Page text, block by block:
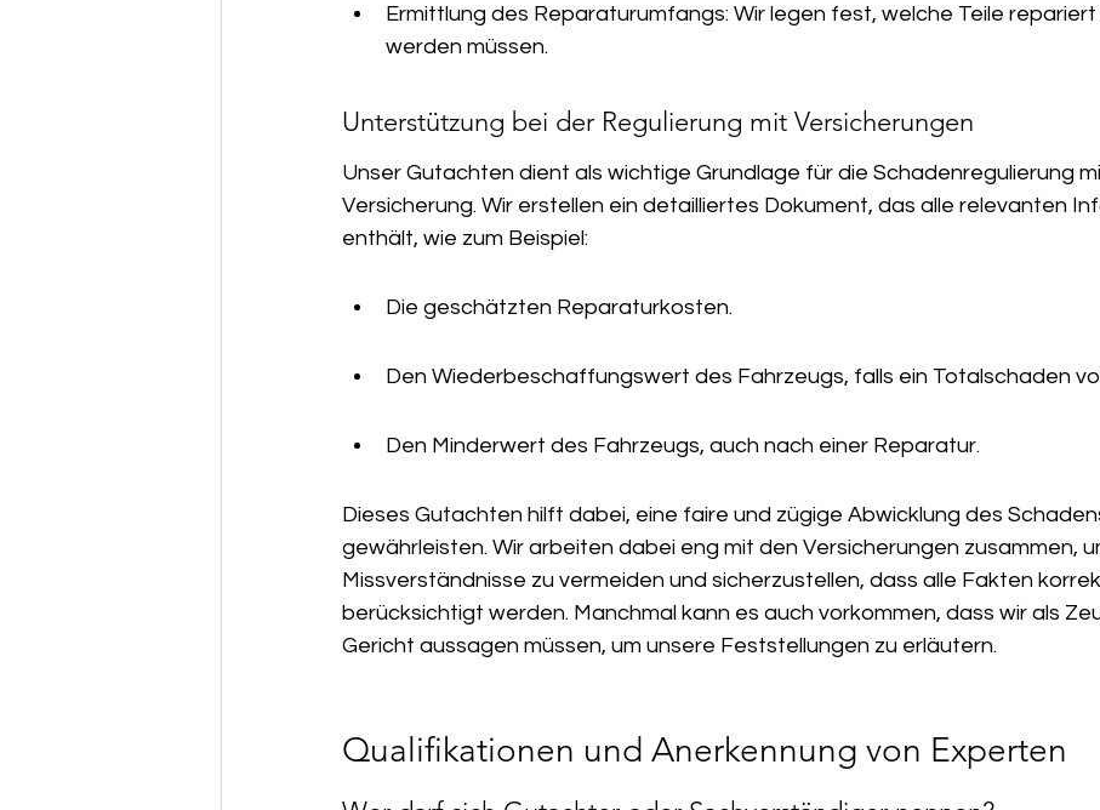
Ermittlung des Reparaturumfangs: Wir legen fest, welche Teile
werden müssen.
Unterstützung bei der Regulierung mit Versicherungen
Unser Gutachten dient als wichtige Grundlage für die Schadenregulierung
Versicherung. Wir erstellen ein detailliertes Dokument, das alle relevanten
enthält, wie zum Beispiel:
Die geschätzten Reparaturkosten.
Den Wiederbeschaffungswert des Fahrzeugs, falls ein Totalschaden
Den Minderwert des Fahrzeugs, auch nach einer Reparatur.
Dieses Gutachten hilft dabei, eine faire und zügige Abwicklung des
gewährleisten. Wir arbeiten dabei eng mit den Versicherungen zusammen,
Missverständnisse zu vermeiden und sicherzustellen, dass alle Fakten
berücksichtigt werden. Manchmal kann es auch vorkommen, dass wir als
Gericht aussagen müssen, um unsere Feststellungen zu erläutern.
Qualifikationen und Anerkennung von Experten